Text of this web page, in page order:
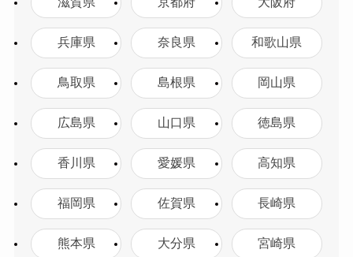
兵庫県 奈良県 和歌山県
鳥取県 島根県 岡山県
広島県 山口県 徳島県
香川県 愛媛県 高知県
福岡県 佐賀県 長崎県
熊本県 大分県 宮崎県